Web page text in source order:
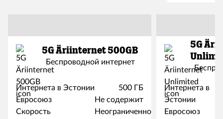
5G Äriinternet 500GB
Беспроводной интернет
Интернета в Эстонии
500 ГБ
Евросоюз
Не содержит
Скорость
Неограниченно
5G
Интернета в
Эстонии
Евросоюз